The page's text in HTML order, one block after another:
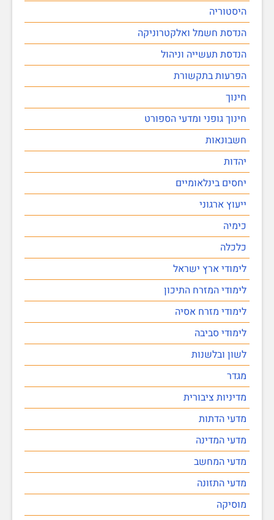
היסטוריה
הנדסת חשמל ואלקטרוניקה
הנדסת תעשייה וניהול
הפרעות בתקשורת
חינוך
חינוך גופני ומדעי הספורט
חשבונאות
יהדות
יחסים בינלאומיים
ייעוץ ארגוני
כימיה
כלכלה
לימודי ארץ ישראל
לימודי המזרח התיכון
לימודי מזרח אסיה
לימודי סביבה
לשון ובלשנות
מגדר
מדיניות ציבורית
מדעי הדתות
מדעי המדינה
מדעי המחשב
מדעי התזונה
מוסיקה